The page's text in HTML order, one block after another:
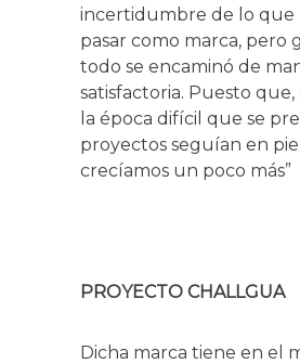
incertidumbre de lo que
pasar como marca, pero
todo se encaminó de
satisfactoria. Puesto que,
la época difícil que se
proyectos seguían en
crecíamos un poco más”
PROYECTO CHALLGUA
Dicha marca tiene en el